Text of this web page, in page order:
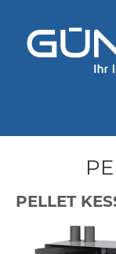
PELLET